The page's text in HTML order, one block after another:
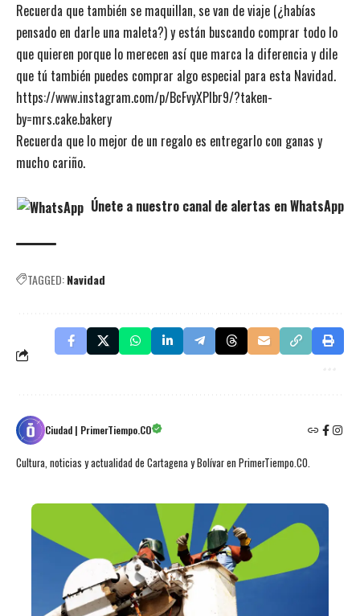
Recuerda que también se maquillan, se van de viaje (¿habías
pensado en darle una maleta?) y están buscando comprar todo lo
que quieren porque lo merecen así que marca la diferencia y dile
que tú también puedes comprar algo especial para esta Navidad.
https://www.instagram.com/p/BcFvyXPlbr9/?taken-
by=mrs.cake.bakery
Recuerda que lo mejor de un regalo es entregarlo con ganas y
mucho cariño.
Únete a nuestro canal de alertas en WhatsApp
TAGGED:Navidad
Ciudad | PrimerTiempo.CO
Cultura, noticias y actualidad de Cartagena y Bolívar en PrimerTiempo.CO.